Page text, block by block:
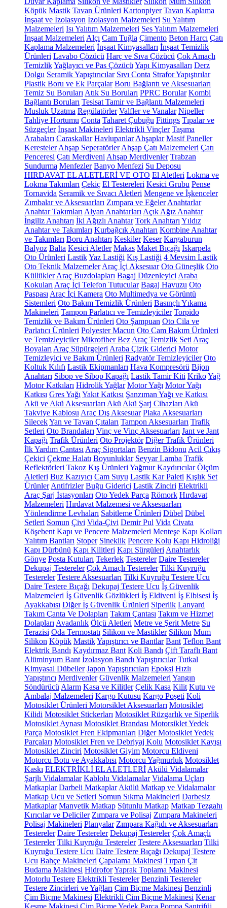
Köpük Mastik Tavan Ürünleri Kartonpiyer Tavan Kaplama
İnşaat ve İzolasyon İzolasyon Malzemeleri Su Yalıtım
Malzemeleri Isı Yalıtım Malzemeleri Ses Yalıtım Malzemeleri
İnşaat Malzemeleri Alçı Cam Tuğla Çimento Beton Harcı Çatı
Kaplama Malzemeleri İnşaat Kimyasalları İnşaat Temizlik
Ürünleri Lavabo Çözücü Harç ve Sıva Çözücü Çok Amaçlı
TemizlikYağlayıcı ve Pas Çözücü Yapı Kimyasalları Derz
Dolgu Seramik Yapıştırıcılar Sıvı Conta Strafor Yapıştırılar
Plastik Boru ve Ek Parçalar Boru Bağlantı ve Aksesuarları
Temiz Su Boruları Atık Su Boruları PPRC Borular Kombi
Bağlantı Boruları Tesisat Tamir ve Bağlantı Malzemeleri
Musluk Uzatma Regülatörler Valfler ve Vanalar Nipeller
Tahliye Hortumu Conta Taharet Çubuğu Fittings Tıpalar ve
Süzgeçler İnşaat Makineleri Elektrikli Vinçler Taşıma
Arabaları Caraskallar Havlupanlar Ahşaplar Masif Paneller
Keresteler Ahşap Seperatörler Ahşap Çatı Malzemeleri Çatı
Penceresi Çatı Merdiveni Ahşap Merdivenler Trabzan
Sundurma Menfezler Banyo Menfezi Su Deposu
HIRDAVAT EL ALETLERİ VE OTO El Aletleri Lokma ve
Lokma Takımları Çekiç El Testereleri Kesici Grubu Pense
Tornavida Seramik ve Sıvacı Aletleri Mengene ve İşkenceler
Zımbalar ve Aksesuarları Zımpara ve Eğeler Anahtarlar
Anahtar Takımları Alyan Anahtarları Açık Ağız Anahtar
İngiliz Anahtarı İki Ağızlı Anahtar Tork Anahtarı Yıldız
Anahtar ve Takımları Kurbağcık Anahtarı Kombine Anahtar
ve Takımları Boru Anahtarı Keskiler Keser Kargaburun
Balyoz Balta Kesici Aletler Makas Maket Bıçağı Iskarpela
Oto Ürünleri LastikYaz Lastiği Kış Lastiği 4 Mevsim Lastik
Oto Teknik Malzemeler Araç İçi Aksesuar Oto Güneşlik Oto
Küllükler Araç Buzdolapları Bagaj Düzenleyici Araba
Kokuları Araç İçi Telefon Tutucular Bagaj Havuzu Oto
Paspası Araç İçi Kamera Oto Multimedya ve Görüntü
Sistemleri Oto Bakım Temizlik Ürünleri Basınçlı Yıkama
Makineleri Tampon Parlatıcı ve Temizleyiciler Torpido
Temizlik ve Bakım Ürünleri Oto Şampuan Oto Cila ve
Parlatıcı Ürünleri Polyester Macun Oto Cam Bakım Ürünleri
ve Temizleyiciler Mikrofiber Bez Araç Temizlik Seti Araç
Boyaları Araç Süpürgeleri Araba Çizik Giderici Motor
Temizleyici ve Bakım Ürünleri Radyatör Temizleyiciler Oto
Koltuk Kılıfı Lastik Ekipmanları Hava Kompresörü Bijon
Anahtarı Sibop ve Sibop Kapağı Lastik Tamir Kiti KrikoYağ
Motor Katkıları Hidrolik Yağlar Motor Yağı Motor Yağı
Katkısı Gres Yağı Yakıt Katkısı Şanzıman Yağı ve Katkısı
Akü ve Akü Aksesuarları Akü Akü Şarj Cihazları Akü
Takviye Kablosu Araç Dış Aksesuar Plaka Aksesuarları
SilecekYan ve Tavan Çıtaları Tampon Aksesuarları Trafik
Setleri Oto Brandaları Vinç ve Vinç Aksesuarları Jant ve Jant
Kapağı Trafik Ürünleri Oto Projektör Diğer Trafik Ürünleri
İlk Yardım Çantası Araç Sigortaları Benzin Bidonu Acil Çıkış
Çekici Çekme Halatı Boyunluklar Seyyar Lamba Trafik
Reflektörleri Takoz Kış Ürünleri Yağmur Kaydırıcılar Ölçüm
Aletleri Buz Kazıyıcı Cam Suyu Lastik Kar Paleti Kışlık Set
Ürünler Antifrizler Buğu Giderici Lastik Zinciri Elektrikli
Araç Şarj İstasyonları Oto Yedek Parça Römork Hırdavat
Malzemeleri Hırdavat Malzemesi ve Aksesuarları
Yönlendirme Levhaları Sabitleme Ürünleri Dübel Dübel
Setleri Somun Çivi Vida-Çivi Demir Pul Vida Civata
Köşebent Kapı ve Pencere Malzemeleri Menteşe Kapı Kolları
Yalıtım Bantları Stoper Sineklik Pencere Kolu Kapı Hidroliği
Kapı Dürbünü Kapı Kilitleri Kapı Sürgüleri Anahtarlık
Gönye Posta Kutuları Tekerlek Testereler Daire Testereler
Dekupaj Testereler Çok Amaçlı Testereler Tilki Kuyruğu
Testereler Testere Aksesuarları Tilki Kuyruğu Testere Ucu
Daire Testere Bıçağı Dekupaj Testere Ucu İş Güvenlik
Malzemeleri İş Güvenlik Gözlükleri İş Eldiveni İş Elbisesi İş
Ayakkabısı Diğer İş Güvenlik Ürünleri Siperlik Lanyard
Takım Çanta Ve Dolapları Takım Çantası Takım ve Hizmet
Dolapları Avadanlık Ölçü Aletleri Metre ve Şerit Metre Su
Terazisi Oda Termostatı Silikon ve Mastikler Silikon Mum
Silikon Köpük MastikYapıştırıcı ve Bantlar Bant Teflon Bant
Elektrik Bandı Kaydırmaz Bant Koli Bandı Çift Taraflı Bant
Alüminyum Bant İzolasyon Bandı Yapıştırıcılar Tutkal
Kimyasal Dübeller Japon Yapıştırıcıları Epoksi Hızlı
Yapıştırıcı Merdivenler Güvenlik Malzemeleri Yangın
Söndürücü Alarm Kasa ve Kilitler Çelik Kasa Kilit Kutu ve
Ambalaj Malzemeleri Kargo Kutusu Kargo Poşeti Koli
Motosiklet Ürünleri Motorsiklet Aksesuarları Motosiklet
Kilidi Motosiklet Stickerları Motosiklet Rüzgarlık ve Siperlik
Motosiklet Aynası Motosiklet Brandası Motorsiklet Yedek
Parça Motosiklet Fren Ekipmanları Diğer Motosiklet Yedek
Parçaları Motosiklet Fren ve Debriyaj Kolu Motosiklet Kayışı
Motosiklet Zinciri Motosiklet Giyim Motorcu Eldiveni
Motorcu Botu ve Ayakkabısı Motorcu Yağmurluk Motosiklet
Kaskı ELEKTRİKLİ EL ALETLERİ Akülü Vidalamalar
Şarjlı Vidalamalar Kablolu Vidalamalar Vidalama Uçları
Matkaplar Darbeli Matkaplar Akülü Matkap ve Vidalamalar
Matkap Ucu ve Setleri Somun Sıkma Makineleri Darbesiz
Matkaplar Manyetik Matkap Sütunlu Matkap Matkap Tezgahı
Kırıcılar ve Deliciler Zımpara ve Polisaj Zımpara Makineleri
Polisaj Makineleri Planyalar Zımpara Kağıdı ve Aksesuarları
Testereler Daire Testereler Dekupaj Testereler Çok Amaçlı
Testereler Tilki Kuyruğu Testereler Testere Aksesuarları Tilki
Kuyruğu Testere Ucu Daire Testere Bıçağı Dekupaj Testere
Ucu Bahçe Makineleri Çapalama Makinesi Tırpan Çit
Budama Makinesi HidroforYaprak Toplama Makinesi
Motorlu Testere Elektrikli Testereler Benzinli Testereler
Testere Zincirleri ve Yağları Çim Biçme Makinesi Benzinli
Çim Biçme Makinesi Elektrikli Çim Biçme Makinesi Kenar
Kesme Makinesi Çim Biçme Yedek Parça Pompa Santrifüj